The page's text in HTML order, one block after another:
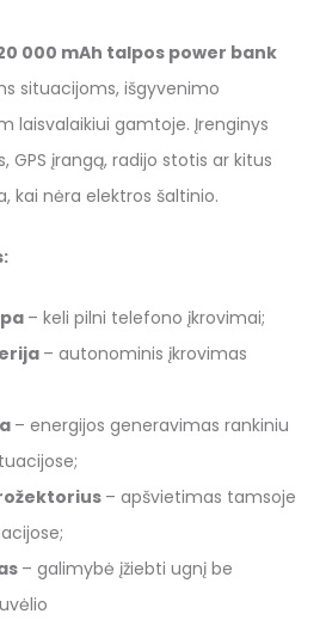
000 mAh talpos power bank
situacijoms, išgyvenimo
laisvalaikiui gamtoje. Įrenginys
GPS įrangą, radijo stotis ar kitus
kai nėra elektros šaltinio.
– keli pilni telefono įkrovimai;
– autonominis įkrovimas
– energijos generavimas rankiniu
– apšvietimas tamsoje
– galimybė įžiebti ugnį be